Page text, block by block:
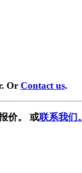
Or Contact us.
价。 或联系我们。